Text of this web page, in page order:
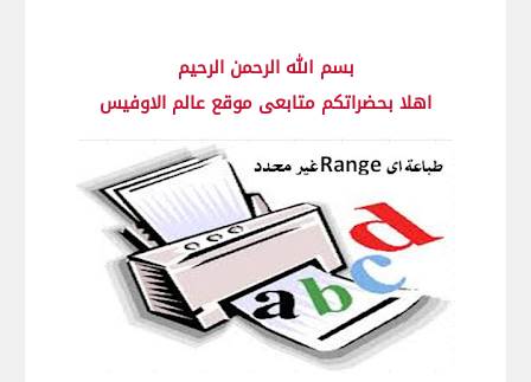
بسم الله الرحمن الرحيم
اهلا بحضراتكم متابعى موقع عالم الاوفيس